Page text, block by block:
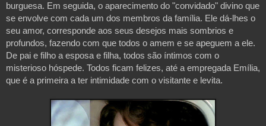
burguesa. Em seguida, o aparecimento do "convidado" divino que
se envolve com cada um dos membros da família. Ele dá-lhes o
seu amor, corresponde aos seus desejos mais sombrios e
profundos, fazendo com que todos o amem e se apeguem a ele.
De pai e filho a esposa e filha, todos são íntimos com o
misterioso hóspede. Todos ficam felizes, até a empregada Emília,
que é a primeira a ter intimidade com o visitante e levita.